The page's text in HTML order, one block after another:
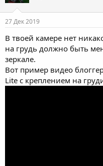
27 Дек 2019
В твоей камере нет
на грудь должно быть
зеркале.
Вот пример видео
Lite c креплением на